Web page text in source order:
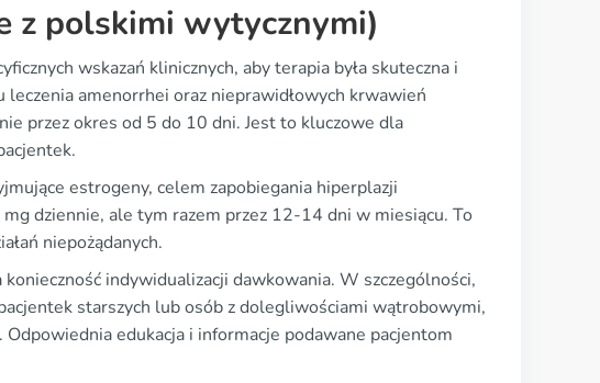
z polskimi wytycznymi)
wskazań klinicznych, aby terapia była skuteczna i
amenorrhei oraz nieprawidłowych krwawień
przez okres od 5 do 10 dni. Jest to kluczowe dla
estrogeny, celem zapobiegania hiperplazji
dziennie, ale tym razem przez 12-14 dni w miesiącu. To
niepożądanych.
indywidualizacji dawkowania. W szczególności,
starszych lub osób z dolegliwościami wątrobowymi,
edukacja i informacje podawane pacjentom